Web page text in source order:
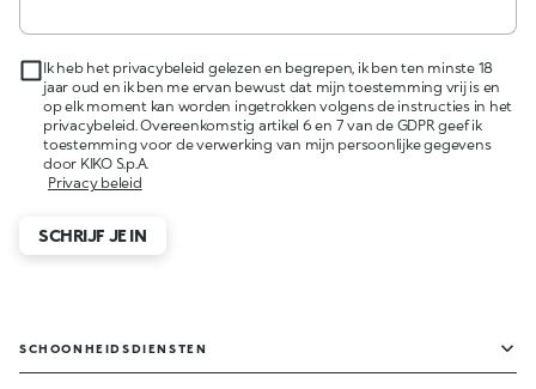
Ik heb het privacybeleid gelezen en begrepen, ik ben ten minste 18
jaar oud en ik ben me ervan bewust dat mijn toestemming vrij is en
op elk moment kan worden ingetrokken volgens de instructies in het
privacybeleid. Overeenkomstig artikel 6 en 7 van de GDPR geef ik
toestemming voor de verwerking van mijn persoonlijke gegevens
door KIKO S.p.A.
Privacy beleid
SCHRIJF JE IN
SCHOONHEIDSDIENSTEN